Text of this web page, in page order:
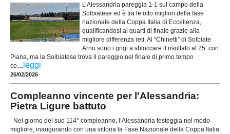
L’Alessandria pareggia 1-1 sul campo della
Solbiatese ed è tra le otto migliori della fase
nazionale della Coppa Italia di Eccellenza,
qualificandosi ai quarti di finale grazie alla
migliore differenza reti. Al “Chinetti” di Solbiate
Arno sono i grigi a sbloccare il risultato al 25’ con
Piana, ma la Solbiatese trova il pareggio nel finale di primo tempo
co... leggi
26/02/2026
Compleanno vincente per l'Alessandria:
Pietra Ligure battuto
Nel giorno del suo 114° compleanno, l’Alessandria festeggia nel modo
migliore, inaugurando con una vittoria la Fase Nazionale della Coppa Italia